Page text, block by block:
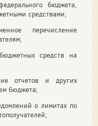
бюджета,
средствами;
перечисление
средств на
отчетов и других
бюджета;
о лимитах по